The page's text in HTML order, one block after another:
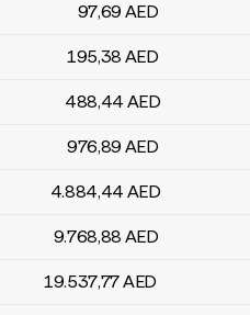
97,69 AED
195,38 AED
488,44 AED
976,89 AED
4.884,44 AED
9.768,88 AED
19.537,77AED